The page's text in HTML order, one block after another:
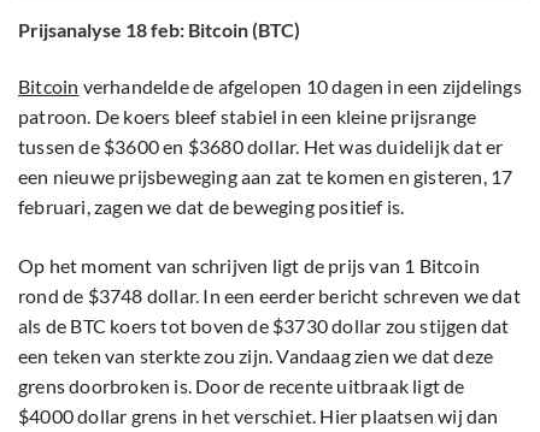
Prijsanalyse 18 feb: Bitcoin (BTC)
Bitcoin verhandelde de afgelopen 10 dagen in een zijdelings
patroon. De koers bleef stabiel in een kleine prijsrange
tussen de $3600 en $3680 dollar. Het was duidelijk dat er
een nieuwe prijsbeweging aan zat te komen en gisteren, 17
februari, zagen we dat de beweging positief is.
Op het moment van schrijven ligt de prijs van 1 Bitcoin
rond de $3748 dollar. In een eerder bericht schreven we dat
als de BTC koers tot boven de $3730 dollar zou stijgen dat
een teken van sterkte zou zijn. Vandaag zien we dat deze
grens doorbroken is. Door de recente uitbraak ligt de
$4000 dollar grens in het verschiet. Hier plaatsen wij dan